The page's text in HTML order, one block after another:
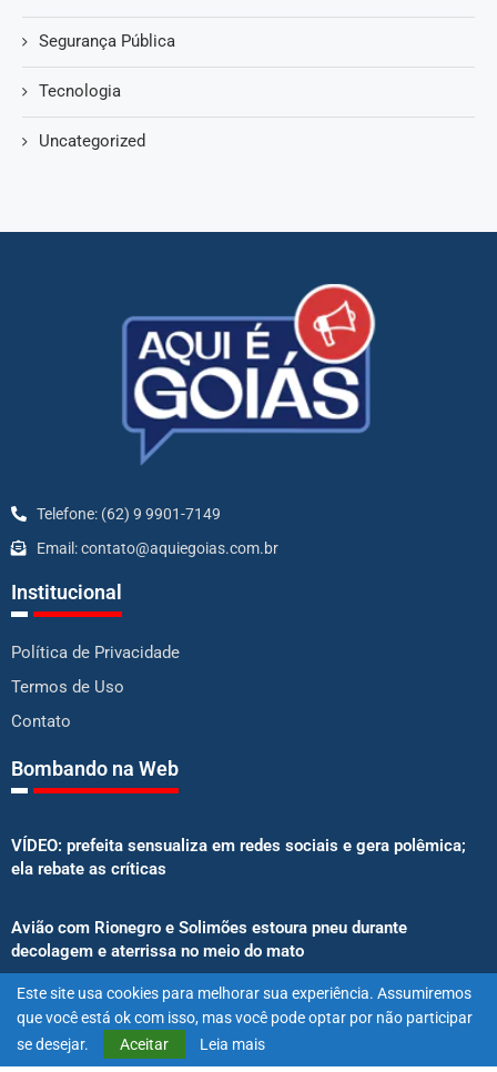
Segurança Pública
Tecnologia
Uncategorized
Telefone: (62) 9 9901-7149
Email: contato@aquiegoias.com.br
Institucional
Política de Privacidade
Termos de Uso
Contato
Bombando na Web
VÍDEO: prefeita sensualiza em redes sociais e gera polêmica;
ela rebate as críticas
Avião com Rionegro e Solimões estoura pneu durante
decolagem e aterrissa no meio do mato
Senado aprova proibição de atletas e influenciadores em
anúncios de bets
Este site usa cookies para melhorar sua experiência. Assumiremos
que você está ok com isso, mas você pode optar por não participar
se desejar.
Aceitar Leia mais